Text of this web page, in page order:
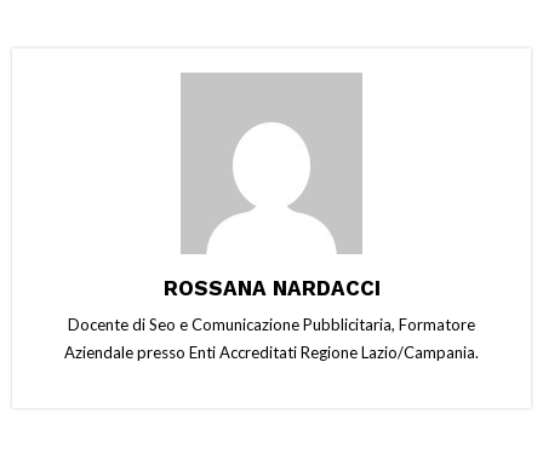
ROSSANA NARDACCI
Docente di Seo e Comunicazione Pubblicitaria, Formatore
Aziendale presso Enti Accreditati Regione Lazio/Campania.